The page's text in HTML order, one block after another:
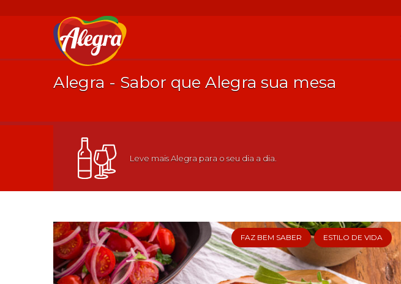
Alegra - Sabor que Alegra sua mesa
Leve mais Alegra para o seu dia a dia.
FAZ BEM SABER ESTILO DE VIDA